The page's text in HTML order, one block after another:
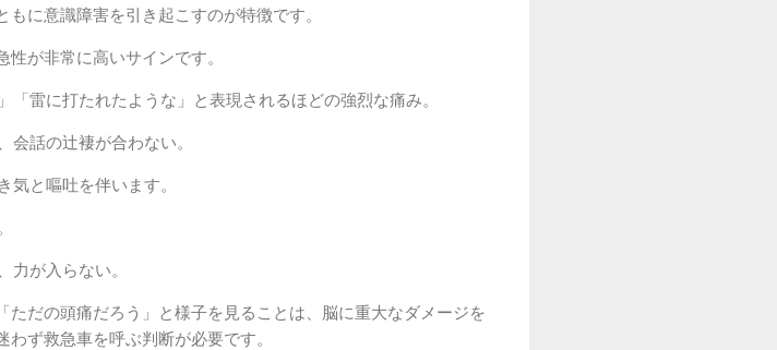
に意識障害を引き起こすのが特徴です。
が非常に高いサインです。
「雷に打たれたような」と表現されるほどの強烈な痛み。
会話の辻褄が合わない。
気と嘔吐を伴います。
力が入らない。
だの頭痛だろう」と様子を見ることは、脳に重大なダメージを
ず救急車を呼ぶ判断が必要です。